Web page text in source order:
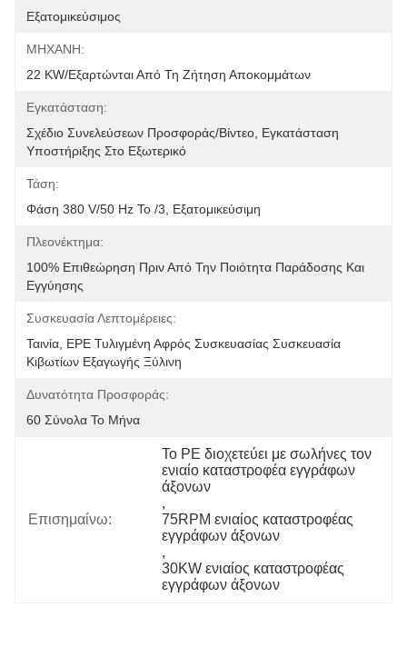
Εξατομικεύσιμος
ΜΗΧΑΝΗ:
22 KW/εξαρτώνται Από Τη Ζήτηση Αποκομμάτων
Εγκατάσταση:
Σχέδιο Συνελεύσεων Προσφοράς/βίντεο, Εγκατάσταση
Υποστήριξης Στο Εξωτερικό
Τάση:
Φάση 380 V/50 Hz Το /3, Εξατομικεύσιμη
Πλεονέκτημα:
100% Επιθεώρηση Πριν Από Την Ποιότητα Παράδοσης Και
Εγγύησης
Συσκευασία Λεπτομέρειες:
Ταινία, EPE Τυλιγμένη Αφρός Συσκευασίας Συσκευασία
Κιβωτίων Εξαγωγής Ξύλινη
Δυνατότητα Προσφοράς:
60 Σύνολα Το Μήνα
Επισημαίνω:
Το PE διοχετεύει με σωλήνες τον
ενιαίο καταστροφέα εγγράφων
άξονων
,
75RPM ενιαίος καταστροφέας
εγγράφων άξονων
,
30KW ενιαίος καταστροφέας
εγγράφων άξονων